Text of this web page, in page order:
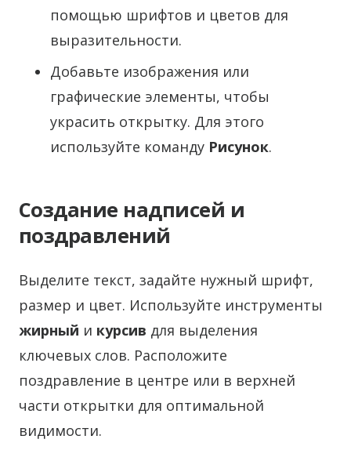
помощью шрифтов и цветов для
выразительности.
Добавьте изображения или
графические элементы, чтобы
украсить открытку. Для этого
используйте команду Рисунок.
Создание надписей и
поздравлений
Выделите текст, задайте нужный шрифт,
размер и цвет. Используйте инструменты
жирный и курсив для выделения
ключевых слов. Расположите
поздравление в центре или в верхней
части открытки для оптимальной
видимости.